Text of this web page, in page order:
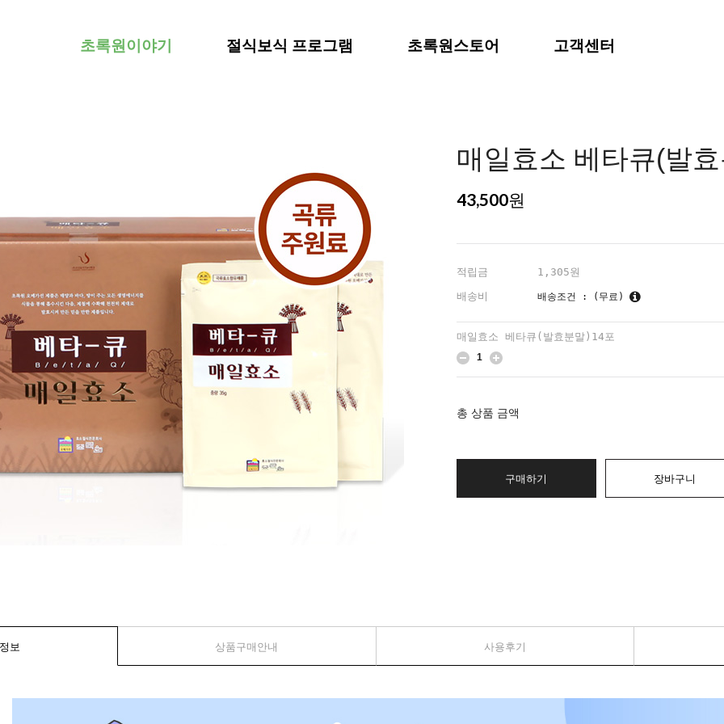
초록원이야기 절식보식 프로그램 초록원스토어 고객센터
매일효소 베타큐(발
43,500원
적립금
1,305원
배송비
배송조건 : (무료)
매일효소 베타큐(발효분말)14포
총 상품 금액
구매하기 장바구니
보 상품구매안내 사용후기